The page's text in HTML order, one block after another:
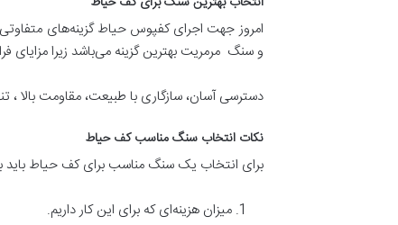
امروز جهت اجرای کفپوس حیاط گزینه‌های
و سنگ مرمریت بهترین گزینه می‌باشد زیرا مزایای
دسترسی آسان، سازگاری با طبیعت، مقاومت
نکات انتخاب سنگ مناسب کف حیاط
برای انتخاب یک سنگ مناسب برای کف حیاط باید
میزان هزینه‌ای که برای این کار داریم.